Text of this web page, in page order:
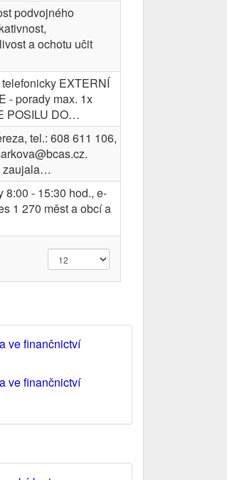
podvojného
a ochotu učit
EXTERNÍ
- porady max. 1x
POSILU DO…
tel.: 608 611 106,
zaujala…
8:00 - 15:30 hod., e-
1 270 měst a obcí a
ve finančnictví
ve finančnictví